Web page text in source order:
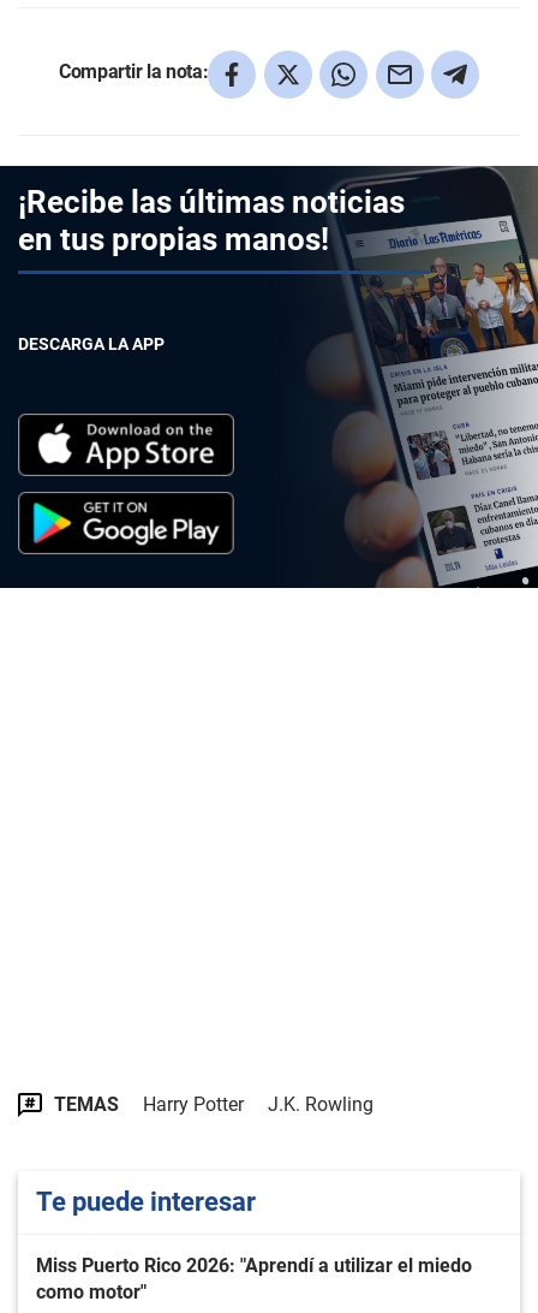
Compartir la nota:
¡Recibe las últimas noticias
en tus propias manos!
DESCARGA LA APP
TEMAS Harry Potter J.K. Rowling
Te puede interesar
Miss Puerto Rico 2026: "Aprendí a utilizar el miedo
como motor"